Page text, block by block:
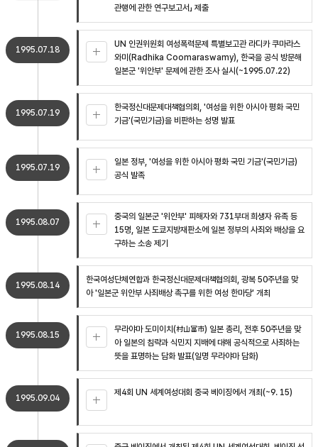
관행에 관한 연구보고서」 제출
1995.07.18
UN 인권위원회 여성폭력문제 특별보고관 라디카 쿠마라스
와미(Radhika Coomaraswamy), 한국을 공식 방문해
일본군 '위안부' 문제에 관한 조사 실시(~1995.07.22)
1995.07.19
한국정신대문제대책협의회, '여성을 위한 아시아 평화 국민
기금'(국민기금)을 비판하는 성명 발표
1995.07.19
일본 정부, '여성을 위한 아시아 평화 국민 기금'(국민기금)
공식 발족
1995.08.07
중국의 일본군 '위안부' 피해자와 731부대 희생자 유족 등
15명, 일본 도쿄지방재판소에 일본 정부의 사죄와 배상을 요
구하는 소송 제기
1995.08.14
한국여성단체연합과 한국정신대문제대책협의회, 광복 50주년을 맞
아 '일본군 위안부 사죄배상 촉구를 위한 여성 한마당' 개최
1995.08.15
무라야마 도미이치(村山富市) 일본 총리, 전후 50주년을 맞
아 일본의 침략과 식민지 지배에 대해 공식적으로 사죄하는
뜻을 표명하는 담화 발표(일명 무라야마 담화)
1995.09.04
제4회 UN 세계여성대회 중국 베이징에서 개최(~9. 15)